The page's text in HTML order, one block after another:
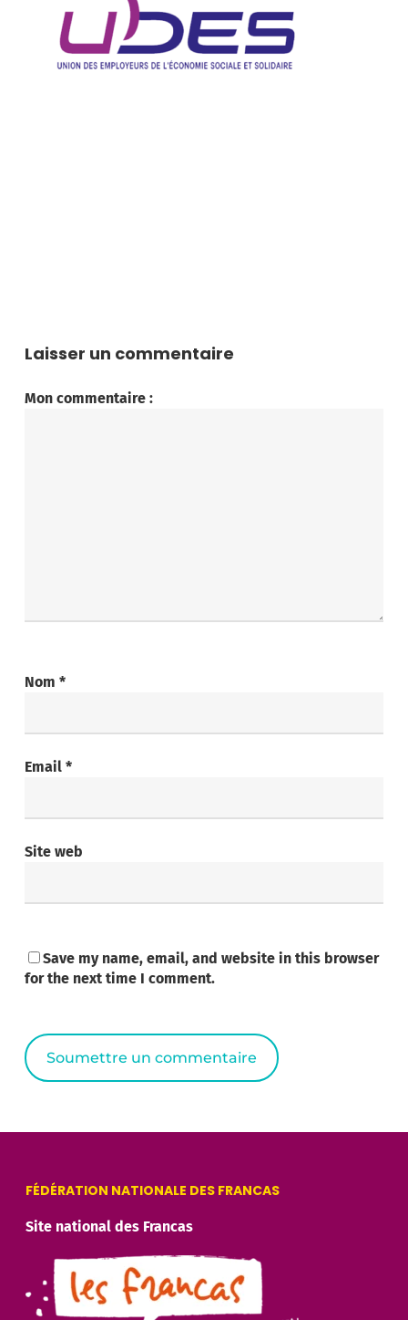
Laisser un commentaire
Mon commentaire :
Nom *
Email *
Site web
Save my name, email, and website in this browser
for the next time I comment.
FÉDÉRATION NATIONALE DES FRANCAS
Site national des Francas